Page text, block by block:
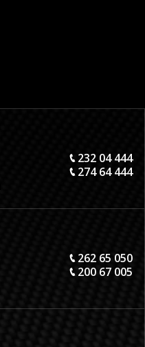
232 04 444
274 64 444
262 65 050
200 67 005